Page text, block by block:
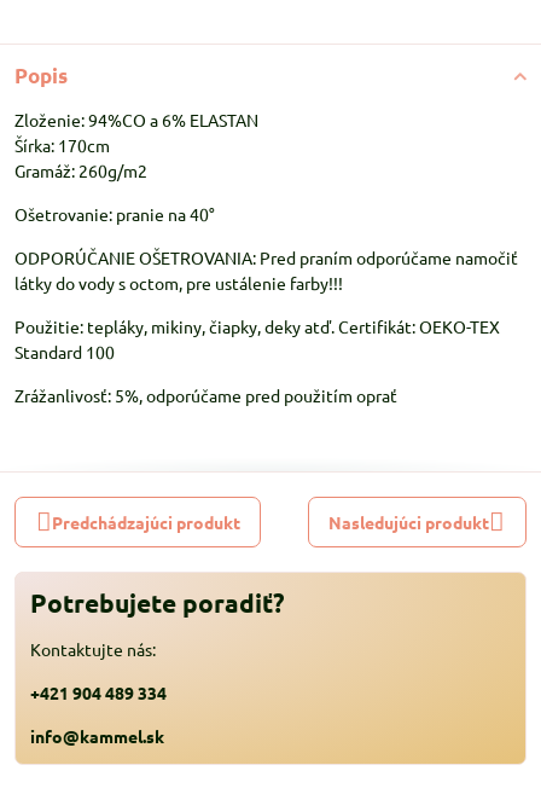
Popis
Zloženie: 94%CO a 6% ELASTAN
Šírka: 170cm
Gramáž: 260g/m2
Ošetrovanie: pranie na 40°
ODPORÚČANIE OŠETROVANIA: Pred praním odporúčame namočiť
látky do vody s octom, pre ustálenie farby!!!
Použitie: tepláky, mikiny, čiapky, deky atď. Certifikát: OEKO-TEX
Standard 100
Zrážanlivosť: 5%, odporúčame pred použitím oprať
Predchádzajúci produkt Nasledujúci produkt
Potrebujete poradiť?
Kontaktujte nás:
+421 904 489 334
info@kammel.sk